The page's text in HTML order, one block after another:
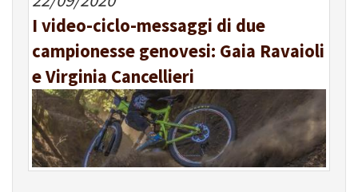
I video-ciclo-messaggi di due
campionesse genovesi: Gaia Ravaioli
e Virginia Cancellieri